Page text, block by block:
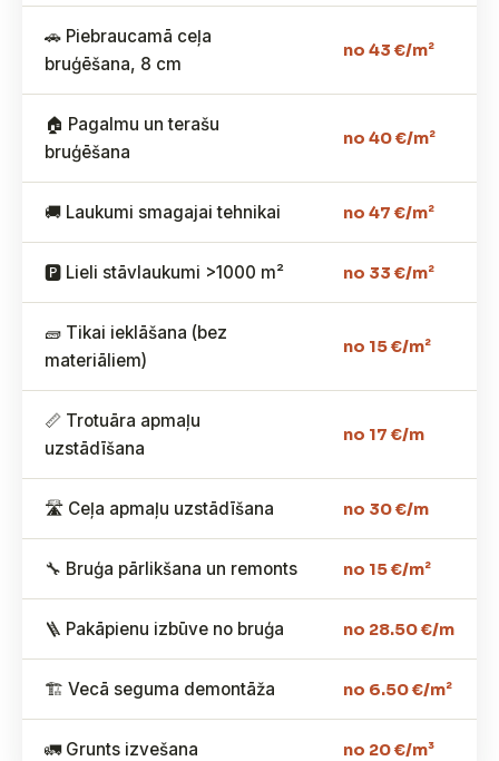
🚗 Piebraucamā ceļa
bruģēšana, 8 cm
no 43 €/m²
🏠 Pagalmu un terašu
bruģēšana
no 40 €/m²
🚚 Laukumi smagajai tehnikai no 47 €/m²
🅿️ Lieli stāvlaukumi >1000 m² no 33 €/m²
🧱 Tikai ieklāšana (bez
materiāliem)
no 15 €/m²
📏 Trotuāra apmaļu
uzstādīšana
no 17 €/m
🛣️ Ceļa apmaļu uzstādīšana no 30 €/m
🔧 Bruģa pārlikšana un remonts no 15 €/m²
🪜 Pakāpienu izbūve no bruģa no 28.50 €/m
🏗️ Vecā seguma demontāža no 6.50 €/m²
🚛 Grunts izvešana no 20 €/m³